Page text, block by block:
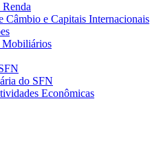
Câmbio e Capitais Internacionais
Mobiliários
do SFN
Econômicas